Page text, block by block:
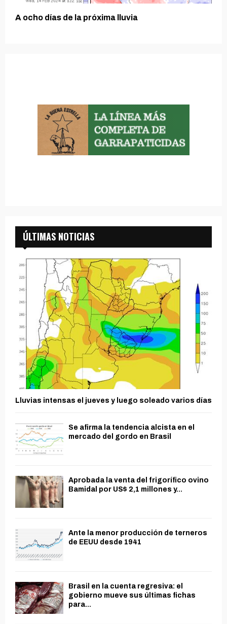
A ocho días de la próxima lluvia
ÚLTIMAS NOTICIAS
Lluvias intensas el jueves y luego soleado varios días
Se afirma la tendencia alcista en el
mercado del gordo en Brasil
Aprobada la venta del frigorífico ovino
Bamidal por US$ 2,1 millones y...
Ante la menor producción de terneros
de EEUU desde 1941
Brasil en la cuenta regresiva: el
gobierno mueve sus últimas fichas
para...